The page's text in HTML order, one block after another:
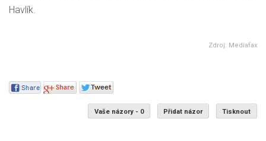
Havlík.
Zdroj: Mediafax
Vaše názory - 0 Přidat názor Tisknout